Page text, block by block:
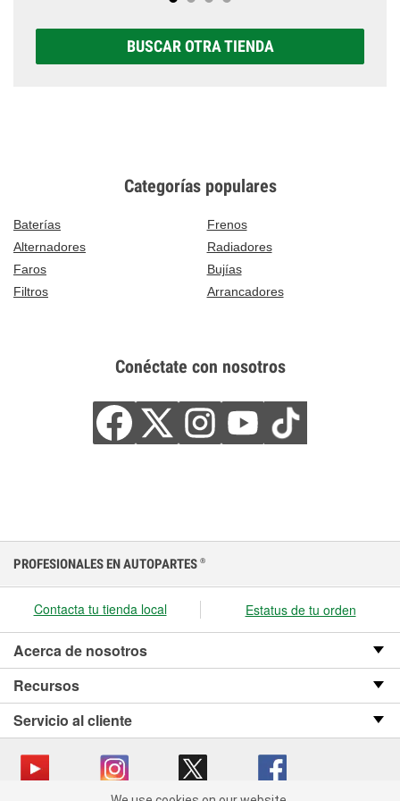
BUSCAR OTRA TIENDA
Categorías populares
Baterías
Frenos
Alternadores
Radiadores
Faros
Bujías
Filtros
Arrancadores
Conéctate con nosotros
PROFESIONALES EN AUTOPARTES ®
Contacta tu tienda local Estatus de tu orden
Acerca de nosotros
Recursos
Servicio al cliente